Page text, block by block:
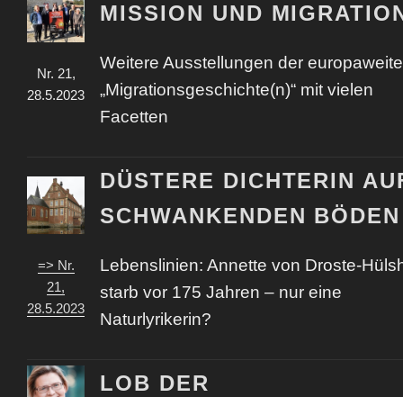
Nr. 21,
28.5.2023
MISSION UND
Weitere Ausstellungen der
„Migrationsgeschichte(n)“ mit vielen
Facetten
=> Nr.
21,
28.5.2023
DÜSTERE DICHTERIN
SCHWANKENDEN BÖDEN
Lebenslinien: Annette von Droste-
starb vor 175 Jahren – nur eine
Naturlyrikerin?
LOB DER